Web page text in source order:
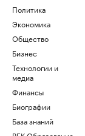
Политика
Экономика
Общество
Бизнес
Технологии и
медиа
Финансы
Биографии
База знаний